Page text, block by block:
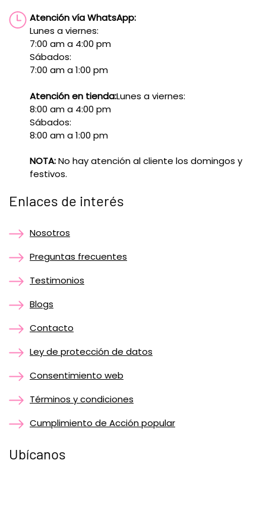
Atención vía WhatsApp:
Lunes a viernes:
7:00 am a 4:00 pm
Sábados:
7:00 am a 1:00 pm
Atención en tienda:Lunes a viernes:
8:00 am a 4:00 pm
Sábados:
8:00 am a 1:00 pm
NOTA:No hay atención al cliente los domingos y
festivos.
Enlaces de interés
Nosotros
Preguntas frecuentes
Testimonios
Blogs
Contacto
Ley de protección de datos
Consentimiento web
Términos y condiciones
Cumplimiento de Acción popular
Ubícanos